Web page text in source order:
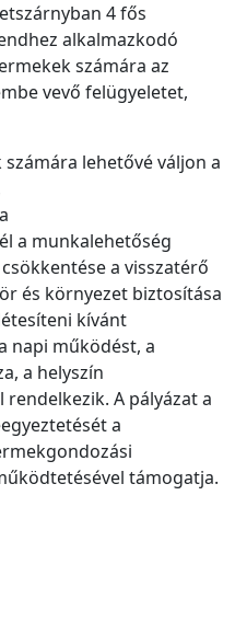
4 fős
alkalmazkodó
számára az
vevő felügyeletet,
lehetővé váljon a
a munkalehetőség
a visszatérő
és környezet biztosítása
kívánt
napi működést, a
a helyszín
A pályázat a
a
támogatja.